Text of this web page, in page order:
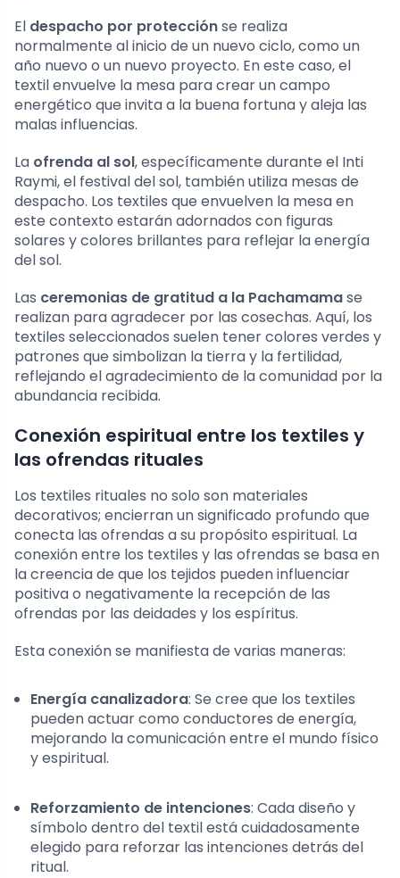
El despacho por protecciónse realiza
normalmente al inicio de un nuevo ciclo, como un
año nuevo o un nuevo proyecto. En este caso, el
textil envuelve la mesa para crear un campo
energético que invita a la buena fortuna y aleja las
malas influencias.
La ofrenda al sol, específicamente durante el Inti
Raymi, el festival del sol, también utiliza mesas de
despacho. Los textiles que envuelven la mesa en
este contexto estarán adornados con figuras
solares y colores brillantes para reflejar la energía
del sol.
Las ceremonias de gratitud a la Pachamamase
realizan para agradecer por las cosechas. Aquí, los
textiles seleccionados suelen tener colores verdes y
patrones que simbolizan la tierra y la fertilidad,
reflejando el agradecimiento de la comunidad por la
abundancia recibida.
Conexión espiritual entre los textiles y
las ofrendas rituales
Los textiles rituales no solo son materiales
decorativos; encierran un significado profundo que
conecta las ofrendas a su propósito espiritual. La
conexión entre los textiles y las ofrendas se basa en
la creencia de que los tejidos pueden influenciar
positiva o negativamente la recepción de las
ofrendas por las deidades y los espíritus.
Esta conexión se manifiesta de varias maneras:
Energía canalizadora: Se cree que los textiles
pueden actuar como conductores de energía,
mejorando la comunicación entre el mundo físico
y espiritual.
Reforzamiento de intenciones: Cada diseño y
símbolo dentro del textil está cuidadosamente
elegido para reforzar las intenciones detrás del
ritual.